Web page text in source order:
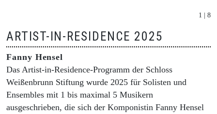
1 | 8
ARTIST-IN-RESIDENCE 2025
Fanny Hensel
Das Artist-in-Residence-Programm der Schloss
Weißenbrunn Stiftung wurde 2025 für Solisten und
Ensembles mit 1 bis maximal 5 Musikern
ausgeschrieben, die sich der Komponistin Fanny Hensel